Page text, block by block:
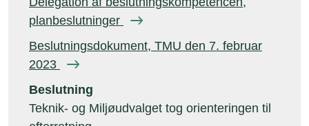
planbeslutninger
Beslutningsdokument, TMU den 7. februar
2023
Beslutning
Teknik- og Miljøudvalget tog orienteringen til